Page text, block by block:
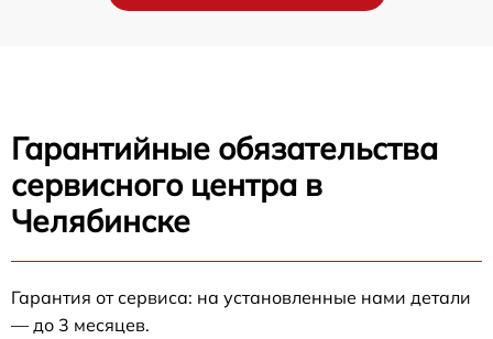
Гарантийные обязательства
сервисного центра в
Челябинске
Гарантия от сервиса: на установленные нами детали
— до 3 месяцев.